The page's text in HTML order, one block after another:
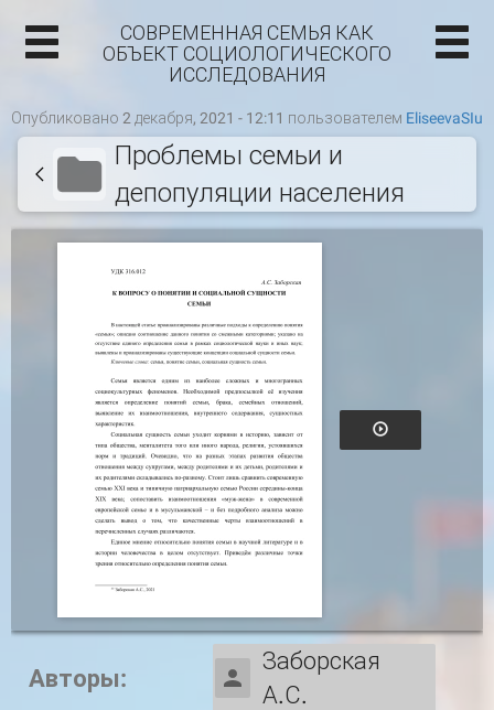
СОВРЕМЕННАЯ СЕМЬЯ КАК
ОБЪЕКТ СОЦИОЛОГИЧЕСКОГО
ИССЛЕДОВАНИЯ
Опубликовано 2 декабря, 2021 - 12:11 пользователем EliseevaSIu
Проблемы семьи и
депопуляции населения
Авторы:
Заборская
А.С.